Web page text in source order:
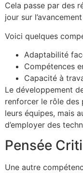
Cela passe par des
jour sur
Voici quelques
Adaptabilité
Compétences
Capacité à
Le développement
renforcer le rôle des
leurs équipes, mais
d’employer des
Pensée
Une autre